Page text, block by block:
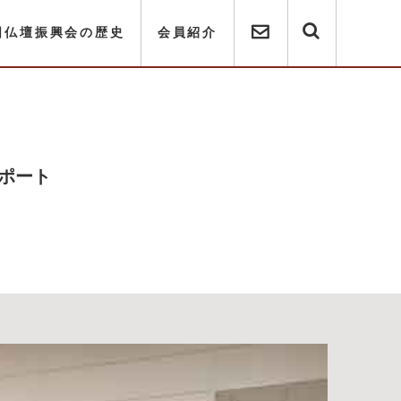
仏壇振興会の歴史 会員紹介
ート